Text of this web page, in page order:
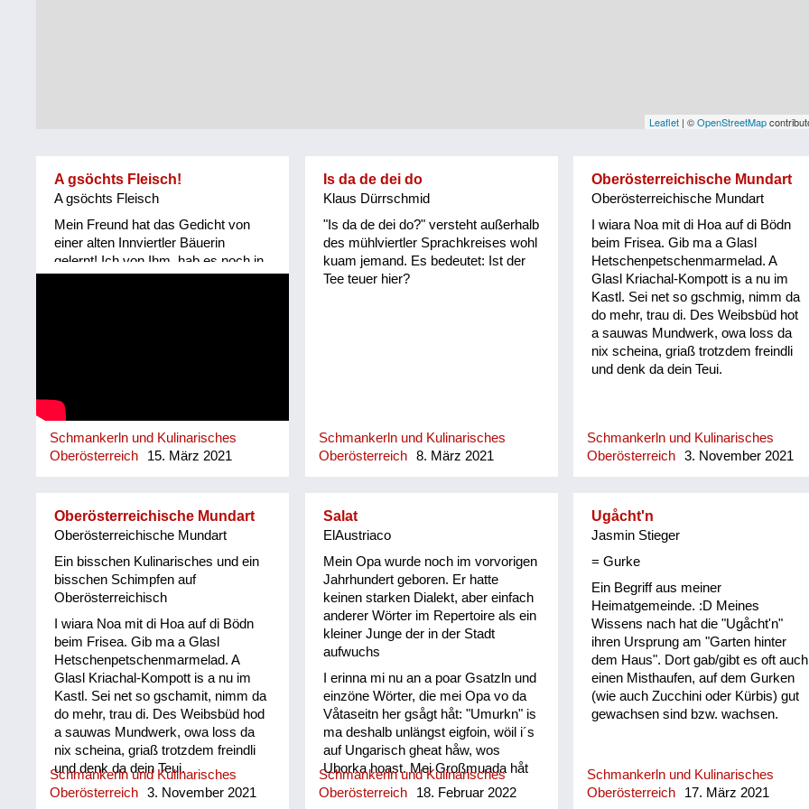
Leaflet | ©OpenStreetMap
A gsöchts Fleisch!
A gsöchts Fleisch
Mein Freund hat das Gedicht von
einer alten Innviertler Bäuerin
gelernt! Ich von Ihm, hab es noch in
Schmankerln und Kulinarisches
Oberösterreich
15. März 2021
Is da de dei do
Klaus Dürrschmid
"Is da de dei do?" versteht außerhalb
des mühlviertler Sprachkreises wohl
kuam jemand. Es bedeutet: Ist der
Tee teuer hier?
Schmankerln und Kulinarisches
Oberösterreich
8. März 2021
Oberösterreichische Mundart
Oberösterreichische Mundart
I wiara Noa mit di Hoa auf di Bödn
beim Frisea. Gib ma a Glasl
Hetschenpetschenmarmelad. A
Glasl Kriachal-Kompott is a nu im
Kastl. Sei net so gschmig, nimm da
do mehr, trau di. Des Weibsbüd hot
a sauwas Mundwerk, owa loss da
nix scheina, griaß trotzdem freindli
und denk da dein Teui.
Schmankerln und Kulinarisches
Oberösterreich
3. November 2021
Oberösterreichische Mundart
Oberösterreichische Mundart
Ein bisschen Kulinarisches und ein
bisschen Schimpfen auf
Oberösterreichisch
I wiara Noa mit di Hoa auf di Bödn
beim Frisea. Gib ma a Glasl
Hetschenpetschenmarmelad. A
Glasl Kriachal-Kompott is a nu im
Kastl. Sei net so gschamit, nimm da
do mehr, trau di. Des Weibsbüd hod
a sauwas Mundwerk, owa loss da
nix scheina, griaß trotzdem freindli
und denk da dein Teui.
Schmankerln und Kulinarisches
Oberösterreich
3. November 2021
Salat
ElAustriaco
Mein Opa wurde noch im vorvorigen
Jahrhundert geboren. Er hatte
keinen starken Dialekt, aber einfach
anderer Wörter im Repertoire als ein
kleiner Junge der in der Stadt
aufwuchs
I erinna mi nu an a poar Gsatzln und
einzöne Wörter, die mei Opa vo da
Våtaseitn her gsågt håt: "Umurkn" is
ma deshalb unlängst eigfoin, wöil i´s
auf Ungarisch gheat håw, wos
Uborka hoast. Mei Großmuada håt
jewåis im Spätherbst den Andivi
Schmankerln und Kulinarisches
Oberösterreich
18. Februar 2022
Ugåcht'n
Jasmin Stieger
= Gurke
Ein Begriff aus meiner
Heimatgemeinde. :D Meines
Wissens nach hat die "Ugåcht'n"
ihren Ursprung am "Garten hinter
dem Haus". Dort gab/gibt es oft auch
einen Misthaufen, auf dem Gurken
(wie auch Zucchini oder Kürbis) gut
gewachsen sind bzw. wachsen.
Schmankerln und Kulinarisches
Oberösterreich
17. März 2021